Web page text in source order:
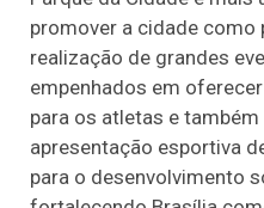
promover a cidade como
realização de grandes
empenhados em
para os atletas e
apresentação esportiva
para o desenvolvimento